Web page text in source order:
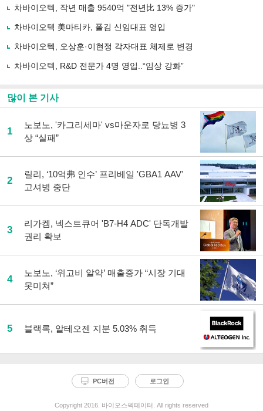
사
유
기
차바이오텍, 작년 매출 9540억 "전년比 13% 증가"
차바이오텍 美마티카, 폴김 신임대표 영입
차바이오텍, 오상훈·이현정 각자대표 체제로 변경
차바이오텍, R&D 전문가 4명 영입..“임상 강화”
많이 본 기사
1
노보노, '카그리세마' vs마운자로 당뇨병 3
상 “실패”
2
릴리, ‘10억弗 인수’ 프리베일 'GBA1 AAV'
고셔병 중단
3
리가켐, 넥스트큐어 'B7-H4 ADC' 단독개발
권리 확보
4
노보노, ‘위고비 알약’ 매출증가 “시장 기대
못미쳐”
5 블랙록, 알테오젠 지분 5.03% 취득
PC버전 로그인
Copyright 2016. 바이오스펙테이터. All rights reserved